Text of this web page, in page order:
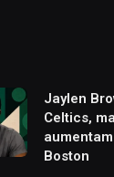
Jaylen
Celtics,
Boston